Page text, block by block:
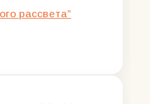
рассвета”